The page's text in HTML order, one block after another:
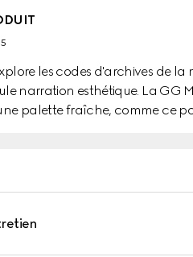
les codes d'archives de
narration esthétique. La GG
palette fraîche, comme ce